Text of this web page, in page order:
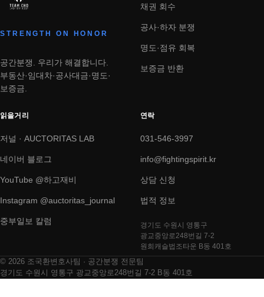
STRENGTH ON HONOR
공간분쟁. 우리가 해결합니다.
부동산·임대차·공사대금·명도·
보증금.
채권 회수
공사·하자 분쟁
명도·점유 회복
보증금 반환
읽을거리
저널 · AUCTORITAS LAB
네이버 블로그
YouTube @하고재비
Instagram @auctoritas_journal
중부일보 칼럼
연락
031-546-3997
info@fightingspirit.kr
상담 신청
법적 정보
경기도 수원시 영통구
광교중앙로248번길 7-2
원희캐슬법조타운 B동 401호
© 2026 조국환변호사팀 · 공간분쟁 전문팀
경기도 수원시 영통구 광교중앙로248번길 7-2 B동 401호